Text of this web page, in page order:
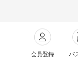
会員登録 バ